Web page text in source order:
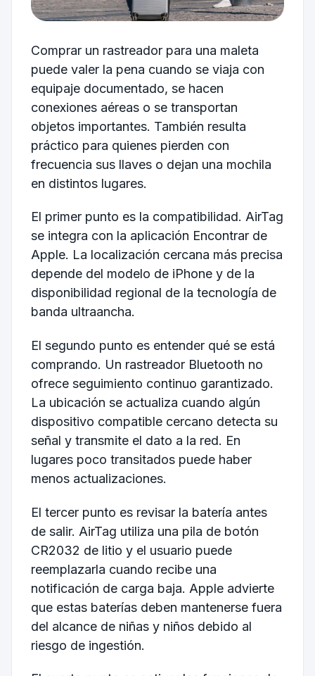
Comprar un rastreador para una maleta
puede valer la pena cuando se viaja con
equipaje documentado, se hacen
conexiones aéreas o se transportan
objetos importantes. También resulta
práctico para quienes pierden con
frecuencia sus llaves o dejan una mochila
en distintos lugares.
El primer punto es la compatibilidad. AirTag
se integra con la aplicación Encontrar de
Apple. La localización cercana más precisa
depende del modelo de iPhone y de la
disponibilidad regional de la tecnología de
banda ultraancha.
El segundo punto es entender qué se está
comprando. Un rastreador Bluetooth no
ofrece seguimiento continuo garantizado.
La ubicación se actualiza cuando algún
dispositivo compatible cercano detecta su
señal y transmite el dato a la red. En
lugares poco transitados puede haber
menos actualizaciones.
El tercer punto es revisar la batería antes
de salir. AirTag utiliza una pila de botón
CR2032 de litio y el usuario puede
reemplazarla cuando recibe una
notificación de carga baja. Apple advierte
que estas baterías deben mantenerse fuera
del alcance de niñas y niños debido al
riesgo de ingestión.